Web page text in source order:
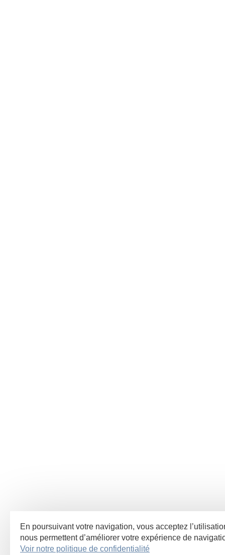
En poursuivant votre navigation, vous acceptez
nous permettent d’améliorer votre expérience de
Voir notre politique de confidentialité